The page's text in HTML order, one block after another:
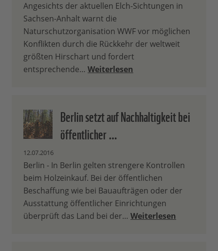
Angesichts der aktuellen Elch-Sichtungen in
Sachsen-Anhalt warnt die
Naturschutzorganisation WWF vor möglichen
Konflikten durch die Rückkehr der weltweit
größten Hirschart und fordert
entsprechende… Weiterlesen
Berlin setzt auf Nachhaltigkeit bei
öffentlicher …
12.07.2016
Berlin - In Berlin gelten strengere Kontrollen
beim Holzeinkauf. Bei der öffentlichen
Beschaffung wie bei Bauaufträgen oder der
Ausstattung öffentlicher Einrichtungen
überprüft das Land bei der… Weiterlesen